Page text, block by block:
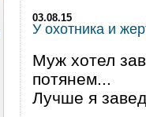
03.08.15
У охотника и
Муж хотел
потянем...
Лучше я